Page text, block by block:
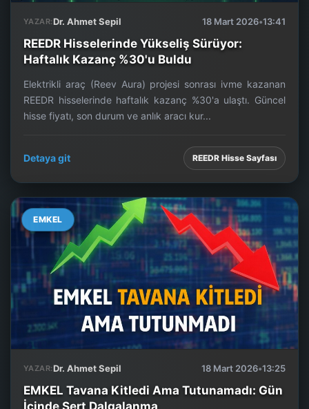
YAZAR:Dr. Ahmet Sepil 18 Mart 2026•13:41
REEDR Hisselerinde Yükseliş Sürüyor:
Haftalık Kazanç %30'u Buldu
Elektrikli araç (Reev Aura) projesi sonrası ivme kazanan
REEDR hisselerinde haftalık kazanç %30'a ulaştı. Güncel
hisse fiyatı, son durum ve anlık aracı kur...
Detaya git REEDR Hisse Sayfası
EMKEL
YAZAR:Dr. Ahmet Sepil 18 Mart 2026•13:25
EMKEL Tavana Kitledi Ama Tutunamadı: Gün
İçinde Sert Dalgalanma